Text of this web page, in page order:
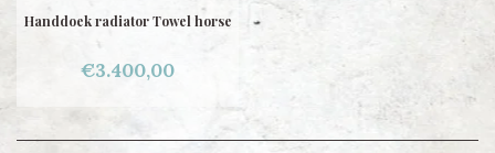
Handdoek radiator Towel horse
€3.400,00